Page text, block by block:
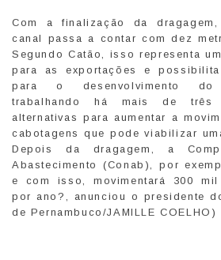
Com a finalização da
canal passa a contar com dez
Segundo Catão, isso representa
para as exportações e
para o desenvolvimento do
trabalhando há mais de três
alternativas para aumentar a
cabotagens que pode viabilizar
Depois da dragagem, a
Abastecimento (Conab), por
e com isso, movimentará 300
por ano?, anunciou o presidente
de Pernambuco/JAMILLE COELHO)